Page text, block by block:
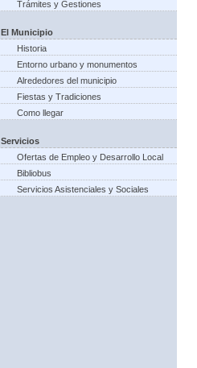
Trámites y Gestiones
El Municipio
Historia
Entorno urbano y monumentos
Alrededores del municipio
Fiestas y Tradiciones
Como llegar
Servicios
Ofertas de Empleo y Desarrollo Local
Bibliobus
Servicios Asistenciales y Sociales